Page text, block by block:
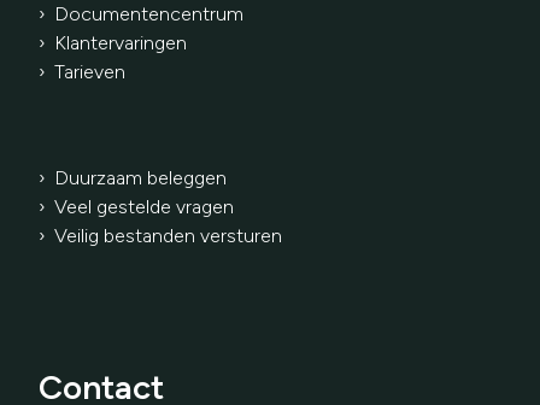
› Documentencentrum
› Klantervaringen
› Tarieven
› Duurzaam beleggen
› Veel gestelde vragen
› Veilig bestanden versturen
Contact